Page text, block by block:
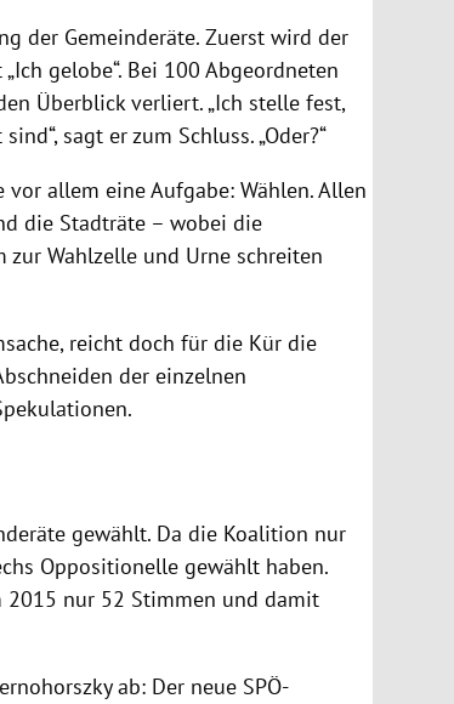
der Gemeinderäte. Zuerst wird der
gelobe“. Bei 100 Abgeordneten
Überblick verliert. „Ich stelle fest,
sagt er zum Schluss. „Oder?“
allem eine Aufgabe: Wählen. Allen
die Stadträte – wobei die
Wahlzelle und Urne schreiten
reicht doch für die Kür die
der einzelnen
gewählt. Da die Koalition nur
Oppositionelle gewählt haben.
2015 nur 52 Stimmen und damit
ab: Der neue SPÖ-